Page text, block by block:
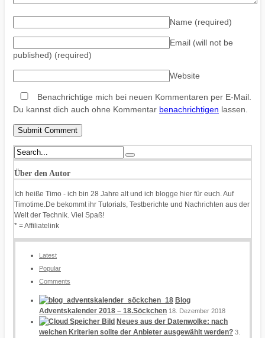
Name (required)
Email (will not be
published) (required)
Website
Benachrichtige mich bei neuen Kommentaren per E-Mail.
Du kannst dich auch ohne Kommentar benachrichtigen lassen.
Über den Autor
Ich heiße Timo - ich bin 28 Jahre alt und ich blogge hier für euch. Auf
Timotime.De bekommt ihr Tutorials, Testberichte und Nachrichten aus der
Welt der Technik. Viel Spaß!
* = Affiliatelink
Latest
Popular
Comments
Blog
Adventskalender 2018 – 18.Söckchen 18. Dezember 2018
Neues aus der Datenwolke: nach
welchen Kriterien sollte der Anbieter ausgewählt werden? 3.